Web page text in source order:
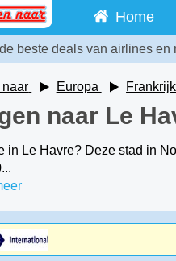
Home
beste deals van airlines en
Europa Frankrijk
naar Le
in Le Havre? Deze stad in